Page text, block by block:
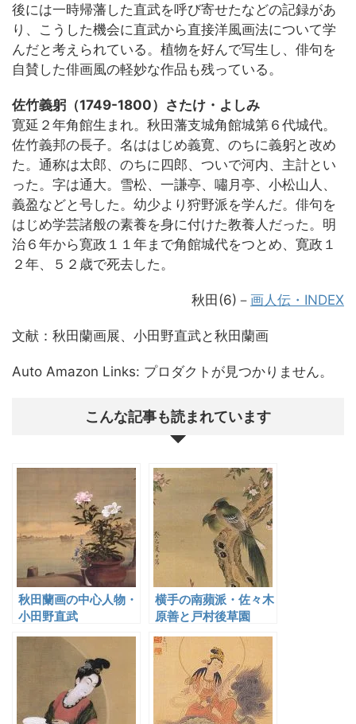
後には一時帰藩した直武を呼び寄せたなどの記録があ
り、こうした機会に直武から直接洋風画法について学
んだと考えられている。植物を好んで写生し、俳句を
自賛した俳画風の軽妙な作品も残っている。
佐竹義躬（1749-1800）さたけ・よしみ
寛延２年角館生まれ。秋田藩支城角館城第６代城代。
佐竹義邦の長子。名ははじめ義寛、のちに義躬と改め
た。通称は太郎、のちに四郎、ついで河内、主計とい
った。字は通大。雪松、一謙亭、嘯月亭、小松山人、
義盈などと号した。幼少より狩野派を学んだ。俳句を
はじめ学芸諸般の素養を身に付けた教養人だった。明
治６年から寛政１１年まで角館城代をつとめ、寛政１
２年、５２歳で死去した。
秋田(6)－ 画人伝・INDEX
文献：秋田蘭画展、小田野直武と秋田蘭画
Auto Amazon Links: プロダクトが見つかりません。
こんな記事も読まれています
秋田蘭画の中心人物・
小田野直武
横手の南蘋派・佐々木
原善と戸村後草園